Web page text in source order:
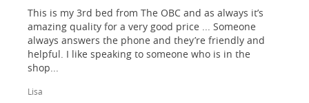
This is my 3rd bed from The OBC and as always it’s
amazing quality for a very good price ... Someone
always answers the phone and they’re friendly and
helpful. I like speaking to someone who is in the
shop...
Lisa